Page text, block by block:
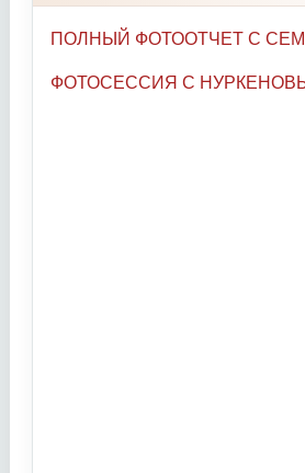
ПОЛНЫЙ ФОТООТЧЕТ С
ФОТОСЕССИЯ С